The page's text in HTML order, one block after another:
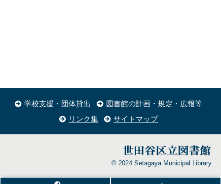
学校支援・団体貸出
図書館の計画・規定・広報等
リンク集
サイトマップ
© 2024 Setagaya Municipal Library